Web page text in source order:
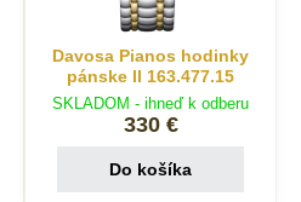
Davosa Pianos hodinky
pánske II 163.477.15
SKLADOM - ihneď k odberu
330 €
Do košíka